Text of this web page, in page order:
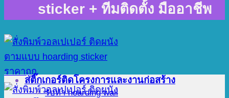
sticker + ทีมติดตั้ง มืออาชีพ
สติ๊กเกอร์ติดโครงการและงานก่อสร้าง
รับทำ hoarding wall